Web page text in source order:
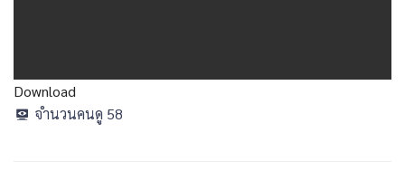
Download
จำนวนคนดู 58